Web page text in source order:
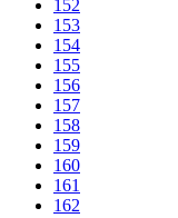
152
153
154
155
156
157
158
159
160
161
162